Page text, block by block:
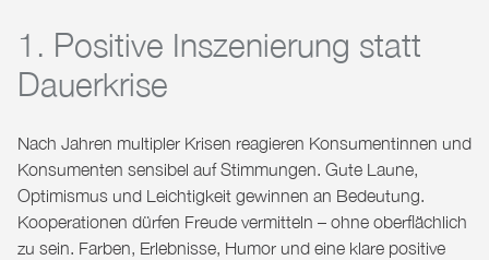
1. Positive Inszenierung statt
Dauerkrise
Nach Jahren multipler Krisen reagieren Konsumentinnen und
Konsumenten sensibel auf Stimmungen. Gute Laune,
Optimismus und Leichtigkeit gewinnen an Bedeutung.
Kooperationen dürfen Freude vermitteln – ohne oberflächlich
zu sein. Farben, Erlebnisse, Humor und eine klare positive